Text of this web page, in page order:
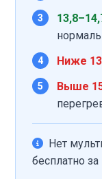
3
4 Ниже
5 Выше
Нет
бесплатно